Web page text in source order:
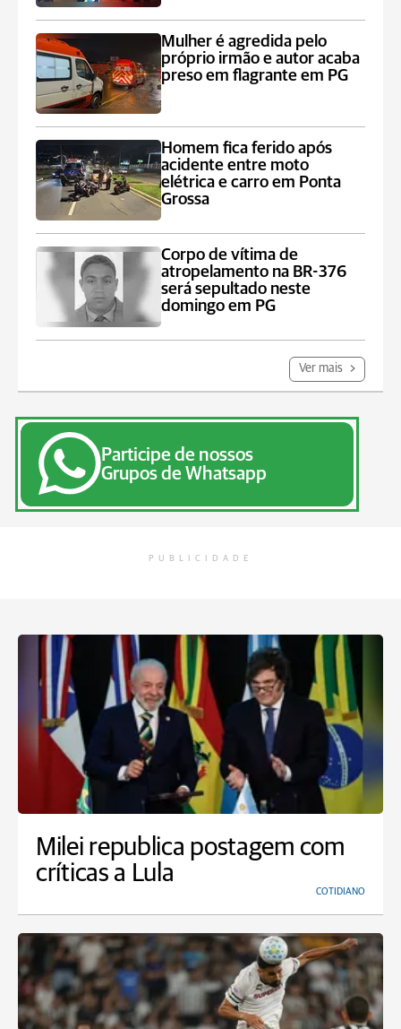
Mulher é agredida pelo
próprio irmão e autor acaba
preso em flagrante em PG
Homem fica ferido após
acidente entre moto
elétrica e carro em Ponta
Grossa
Corpo de vítima de
atropelamento na BR-376
será sepultado neste
domingo em PG
Ver mais
Participe de nossos
Grupos de Whatsapp
PUBLICIDADE
Milei republica postagem com
críticas a Lula
COTIDIANO